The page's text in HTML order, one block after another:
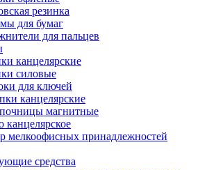
резинка
для бумаг
для пальцев
канцелярские
силовые
для ключей
канцелярские
магнитные
мелкоофисных принадлежностей
средства